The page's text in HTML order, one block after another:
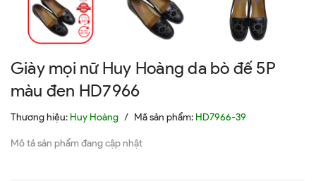
Giày mọi nữ Huy Hoàng da bò đế 5P
màu đen HD7966
Thương hiệu: Huy Hoàng / Mã sản phẩm: HD7966-39
Mô tả sản phẩm đang cập nhật